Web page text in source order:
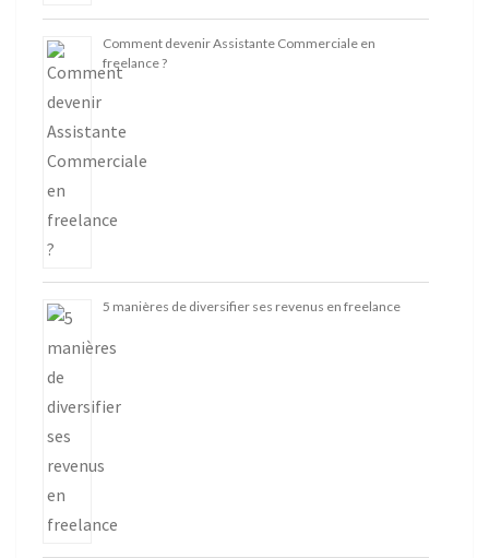
Comment devenir Assistante Commerciale en
freelance ?
5 manières de diversifier ses revenus en freelance